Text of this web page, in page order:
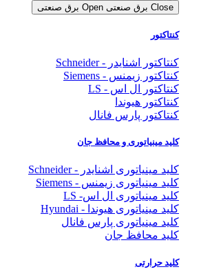
Close برق صنعتی Open برق صنعتی
کنتاکتور
کنتاکتور اشنایدر - Schneider
کنتاکتور زیمنس - Siemens
کنتاکتور ال اس - LS
کنتاکتور هیوندا
کنتاکتور پارس فانال
کلید مینیاتوری و محافظ جان
کلید مینیاتوری اشنایدر - Schneider
کلید مینیاتوری زیمنس - Siemens
کلید مینیاتوری ال اس- LS
کلید مینیاتوری هیوندا - Hyundai
کلید مینیاتوری پارس فانال
کلید محافظ جان
کلید حرارتی